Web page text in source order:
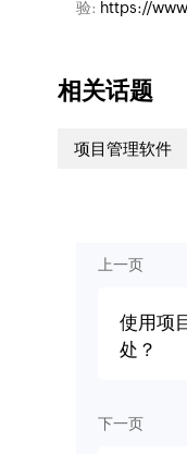
验: https://
相关话题
项目管理软件
上一页
使用项
处？
下一页